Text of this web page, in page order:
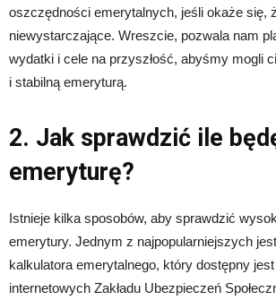
oszczędności emerytalnych, jeśli okaże się,
niewystarczające. Wreszcie, pozwala nam
wydatki i cele na przyszłość, abyśmy mogli
i stabilną emeryturą.
2. Jak sprawdzić ile
emeryturę?
Istnieje kilka sposobów, aby sprawdzić
emerytury. Jednym z najpopularniejszych
kalkulatora emerytalnego, który dostępny
internetowych Zakładu Ubezpieczeń